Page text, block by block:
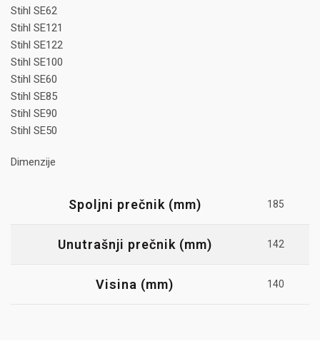
Stihl SE62
Stihl SE121
Stihl SE122
Stihl SE100
Stihl SE60
Stihl SE85
Stihl SE90
Stihl SE50
Dimenzije
Spoljni prečnik (mm) 185
Unutrašnji prečnik (mm) 142
Visina (mm) 140